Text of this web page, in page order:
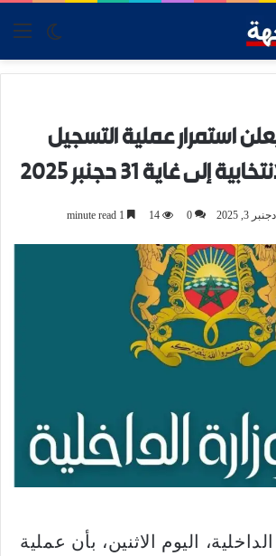
skin
يعلن استمرار عملية التسجيل
إلى غاية 31 دجنبر 2025
دجنبر 3, 2025 0
14
اليوم الاثنين، بأن عملية